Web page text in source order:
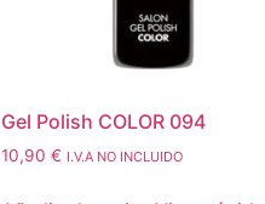
Gel Polish COLOR 094
10,90€ I.V.A NO INCLUIDO